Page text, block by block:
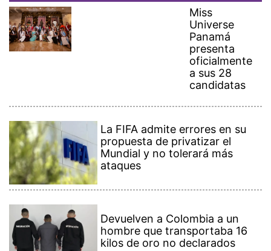
Miss
Universe
Panamá
presenta
oficialmente
a sus 28
candidatas
La FIFA admite errores en su
propuesta de privatizar el
Mundial y no tolerará más
ataques
Devuelven a Colombia a un
hombre que transportaba 16
kilos de oro no declarados